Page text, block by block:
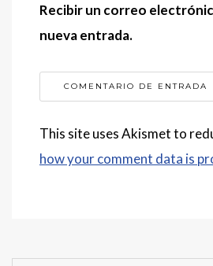
Recibir un correo
nueva entrada.
This site uses Akismet to
how your comment data is